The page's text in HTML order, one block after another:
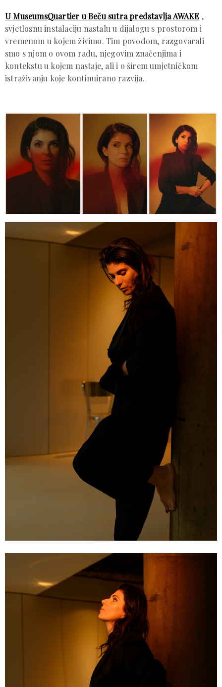
U MuseumsQuartier u Beču sutra predstavlja AWAKE ,
svjetlosnu instalaciju nastalu u dijalogu s prostorom i
vremenom u kojem živimo. Tim povodom, razgovarali
smo s njom o ovom radu, njegovim značenjima i
kontekstu u kojem nastaje, ali i o širem umjetničkom
istraživanju koje kontinuirano razvija.